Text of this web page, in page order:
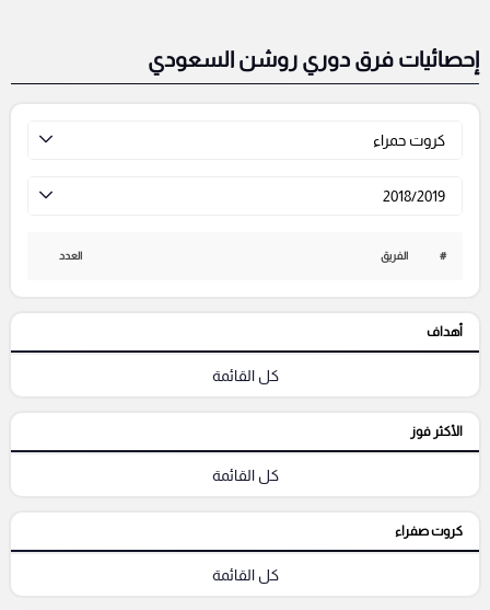
إحصائيات فرق دوري روشن السعودي
كروت حمراء
2018/2019
# الفريق العدد
أهداف
كل القائمة
الأكثر فوز
كل القائمة
كروت صفراء
كل القائمة